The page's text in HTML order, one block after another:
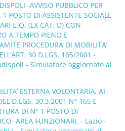
-AVVISO PUBBLICO PER
POSTO DI ASSISTENTE SOCIALE
E.Q. (EX CAT. D) CON
A TEMPO PIENO E
PROCEDURA DI MOBILITA’
30 D.LGS. 165/2001 -
- Simulatore aggiornato al
ESTERNA VOLONTARIA, AI
D.LGS. 30.3.2001 N° 165 E
DI N° 1 POSTO DI
-AREA FUNZIONARI. - Lazio -